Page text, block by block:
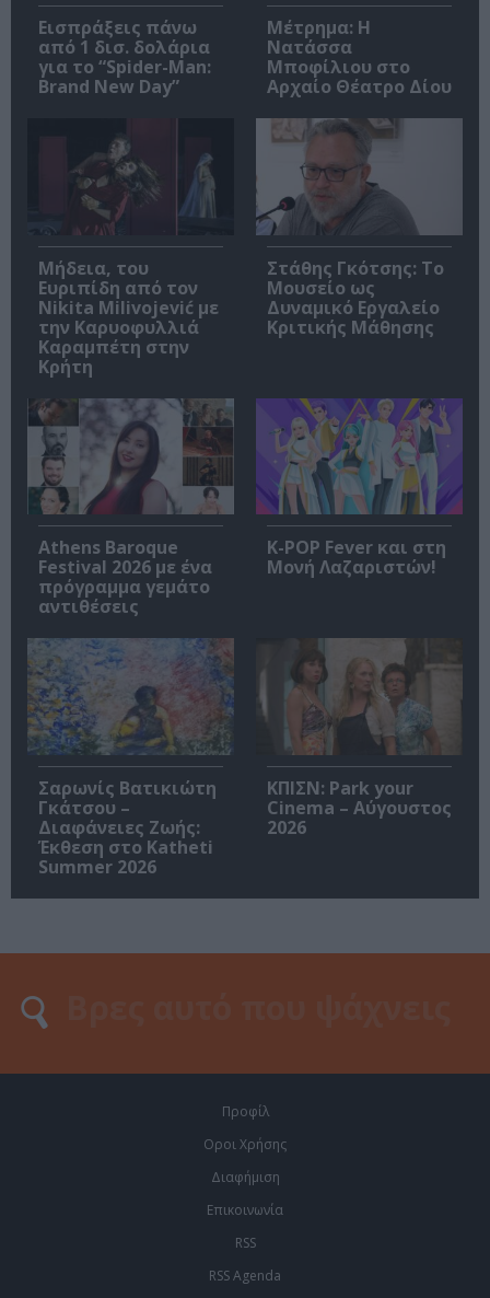
Εισπράξεις πάνω
από 1 δισ. δολάρια
για το “Spider-Man:
Brand New Day”
Μέτρημα: Η
Νατάσσα
Μποφίλιου στο
Αρχαίο Θέατρο Δίου
Μήδεια, του
Ευριπίδη από τον
Nikita Milivojević με
την Καρυοφυλλιά
Καραμπέτη στην
Κρήτη
Στάθης Γκότσης: Το
Μουσείο ως
Δυναμικό Εργαλείο
Κριτικής Μάθησης
Athens Baroque
Festival 2026 με ένα
πρόγραμμα γεμάτο
αντιθέσεις
K-POP Fever και στη
Μονή Λαζαριστών!
Σαρωνίς Βατικιώτη
Γκάτσου –
Διαφάνειες Ζωής:
Έκθεση στο Katheti
Summer 2026
ΚΠΙΣΝ: Park your
Cinema – Αύγουστος
2026
Προφίλ
Οροι Χρήσης
Διαφήμιση
Επικοινωνία
RSS
RSS Agenda